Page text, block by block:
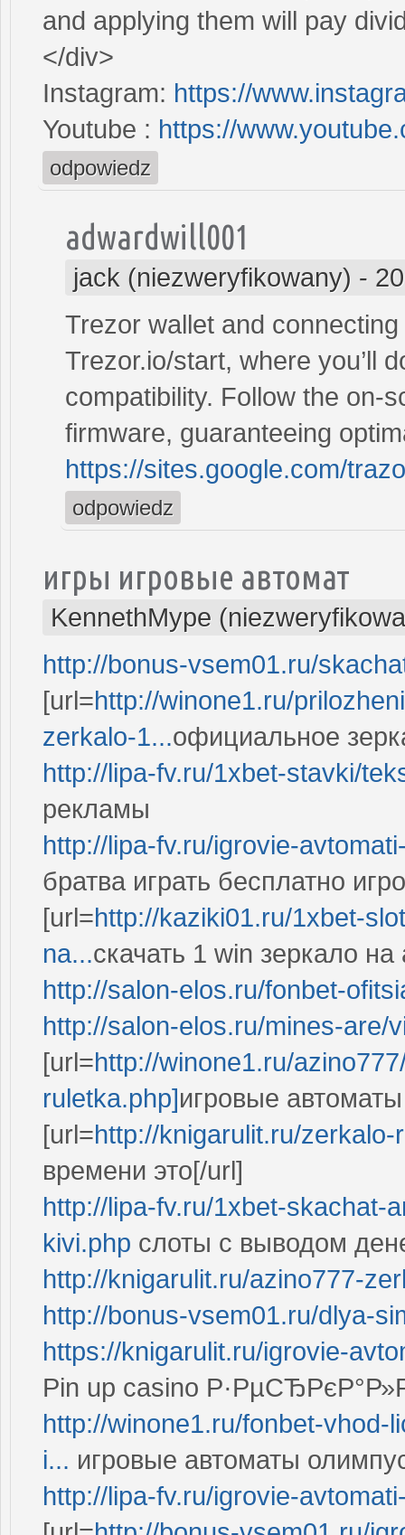
and applying them will pay
</div>
Instagram: https://
Youtube : https://
odpowiedz
adwardwill001
jack (niezweryfikowany) -
Trezor wallet and
Trezor.io/start, where you’ll
compatibility. Follow the on-
firmware, guaranteeing
https://sites.google.com/
odpowiedz
игры игровые автомат
KennethMype
http://bonus-vsem01.ru/
[url=http://winone1.ru/
zerkalo-1...официальное
http://lipa-fv.ru/1xbet-stavki/
рекламы
http://lipa-fv.ru/igrovie-
братва играть бесплатно
[url=http://kaziki01.ru/1xbet-
na...скачать 1 win зеркало
http://salon-elos.ru/fonbet-
http://salon-elos.ru/mines-are/
[url=http://winone1.ru/
ruletka.php]игровые
[url=http://knigarulit.ru/
времени это[/url]
http://lipa-fv.ru/1xbet-skachat-
kivi.php слоты с выводом
http://knigarulit.ru/azino777-
http://bonus-vsem01.ru/dlya-
https://knigarulit.ru/igrovie-
Pin up casino
http://winone1.ru/fonbet-vhod-
i... игровые автоматы
http://lipa-fv.ru/igrovie-